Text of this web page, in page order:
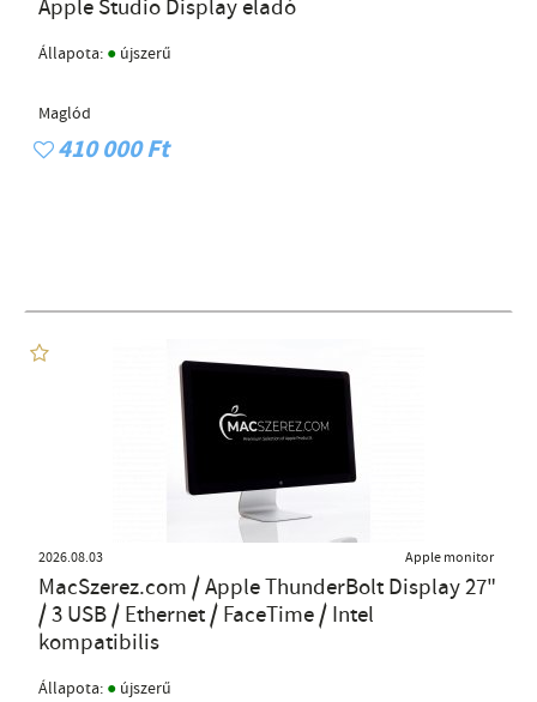
Apple Studio Display eladó
Állapota: ● újszerű
Maglód
410 000 Ft
2026.08.03 Apple monitor
MacSzerez.com / Apple ThunderBolt Display 27"
/ 3 USB / Ethernet / FaceTime / Intel
kompatibilis
Állapota: ● újszerű